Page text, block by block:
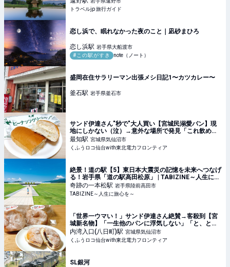
トラベルjp 旅行ガイド
恋し浜で、眠れなかった夜のこと｜凪砂まひろ
恋し浜駅 岩手県大船渡市
#この駅がすき
note（ノート）
盛岡在住サラリーマン出張メシ日記1〜カツカレー〜
釜石駅 岩手県釜石市
サンド伊達さん"秒で"大人買い【宮城民溺愛パン】現
地にしかない（泣）→意外な場所で発見「これ飲める
♡」神アレンジ＆5種食べ比べ | くふうロコ仙台with東
北電力フロンティア
最知駅 宮城県気仙沼市
くふうロコ仙台with東北電力フロンティア
絶景！道の駅【5】東日本大震災の記憶を未来へつなげ
る！岩手県「道の駅高田松原」 | TABIZINE～人生に旅
心を～
奇跡の一本松駅 岩手県陸前高田市
TABIZINE～人生に旅心を～
「世界一ウマい！」サンド伊達さん絶賛→客殺到【宮
城新名物】「一生他のパンに浮気しない」「と、とろ
ける♡」大大大大大正解！ | くふうロコ仙台with東北電
力フロンティア
内湾入口(八日町)駅 宮城県気仙沼市
くふうロコ仙台with東北電力フロンティア
SL銀河